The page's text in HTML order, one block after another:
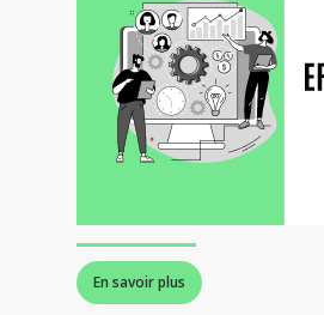
En savoir plus